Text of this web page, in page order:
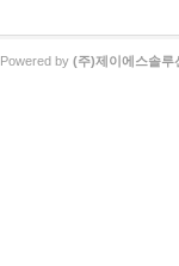
Powered by (주)제이에스솔루